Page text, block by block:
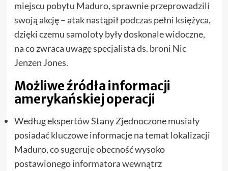
miejscu pobytu Maduro, sprawnie przeprowadzili
swoją akcję – atak nastąpił podczas pełni księżyca,
dzięki czemu samoloty były doskonale widoczne,
na co zwraca uwagę specjalista ds. broni Nic
Jenzen Jones.
Możliwe źródła informacji
amerykańskiej operacji
Według ekspertów Stany Zjednoczone musiały
posiadać kluczowe informacje na temat lokalizacji
Maduro, co sugeruje obecność wysoko
postawionego informatora wewnątrz